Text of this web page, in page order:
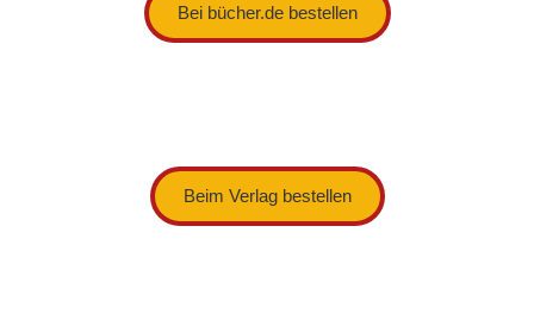
Bei bücher.de bestellen
Beim Verlag bestellen